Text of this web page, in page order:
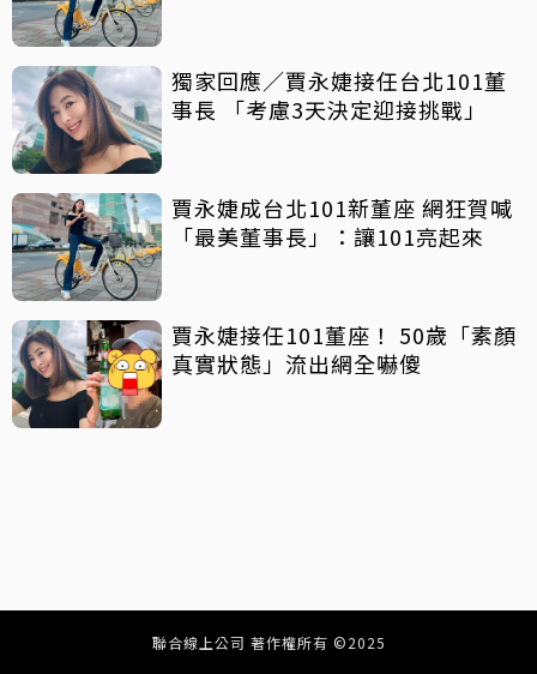
獨家回應／賈永婕接任台北101董
事長 「考慮3天決定迎接挑戰」
賈永婕成台北101新董座 網狂賀喊
「最美董事長」：讓101亮起來
賈永婕接任101董座！ 50歲「素顏
真實狀態」流出網全嚇傻
聯合線上公司 著作權所有 ©2025